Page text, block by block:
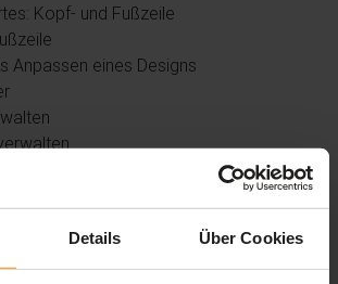
Details Über Cookies
Kopf- und Fußzeile
Anpassen eines Designs